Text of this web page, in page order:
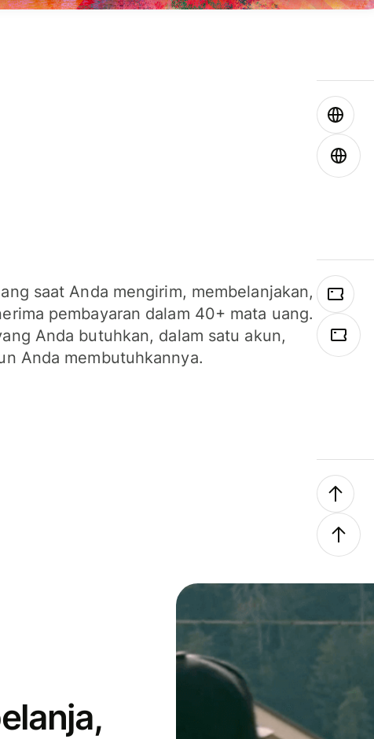
saat Anda mengirim, membelanjakan,
pembayaran dalam 40+ mata uang.
Anda butuhkan, dalam satu akun,
Anda membutuhkannya.